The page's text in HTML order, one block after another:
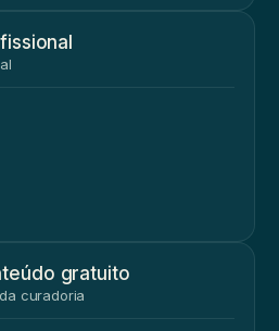
gratuito
curadoria